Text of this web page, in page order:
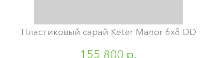
Пластиковый сарай Keter Manor 6х8 DD
155 800 р.